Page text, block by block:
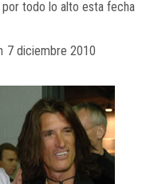
todo lo alto esta fecha
7 diciembre 2010